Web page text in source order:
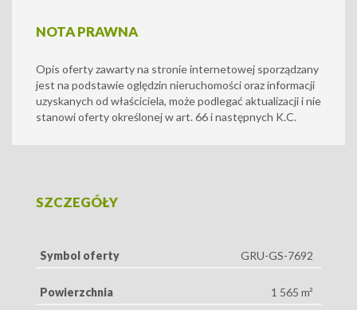
NOTA PRAWNA
Opis oferty zawarty na stronie internetowej sporządzany
jest na podstawie oględzin nieruchomości oraz informacji
uzyskanych od właściciela, może podlegać aktualizacji i nie
stanowi oferty określonej w art. 66 i następnych K.C.
SZCZEGÓŁY
Symbol oferty GRU-GS-7692
Powierzchnia 1 565 m²